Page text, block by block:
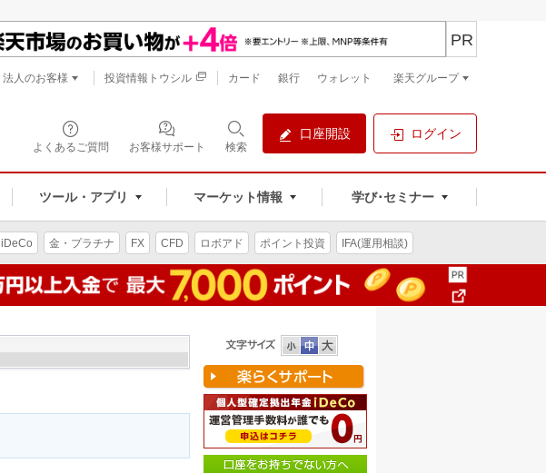
よくあるご質問 お客様サポート 検索
口座開設 ログイン
ツール・アプリ マーケット情報 学び･セミナー
PR
法人のお客様 投資情報トウシル カード 銀行 ウォレット 楽天グループ
iDeCo 金・プラチナ FX CFD ロボアド ポイント投資 IFA(運用相談)